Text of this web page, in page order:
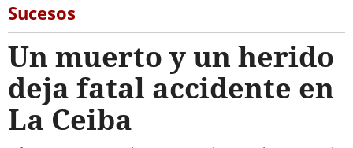
Sucesos
Un muerto y un herido
deja fatal accidente en
La Ceiba